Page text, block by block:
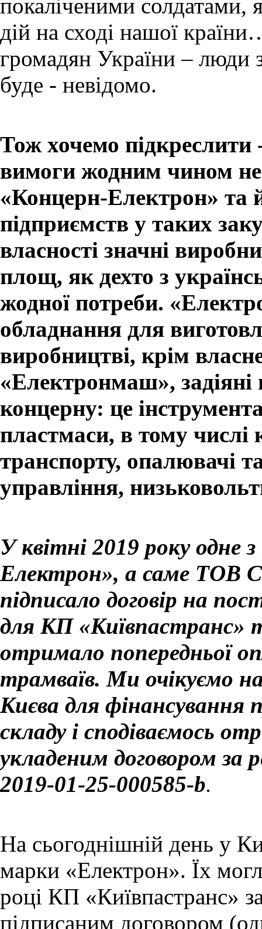
покаліченими солдатами,
дій на сході нашої
громадян України – люди
буде - невідомо.
Тож хочемо підкреслити
вимоги жодним чином
«Концерн-Електрон» та
підприємств у таких
власності значні
площ, як дехто з
жодної потреби.
обладнання для
виробництві, крім
«Електронмаш», задіяні
концерну: це
пластмаси, в тому числі
транспорту, опалювачі
управління,
У квітні 2019 року одне
Електрон», а саме ТОВ
підписало договір на
для КП «Київпастранс»
отримало попередньої
трамваїв. Ми очікуємо
Києва для фінансування
складу і сподіваємось
укладеним договором за
2019-01-25-000585-b.
На сьогоднішній день у
марки «Електрон». Їх
році КП «Київпастранс»
підписаним договором